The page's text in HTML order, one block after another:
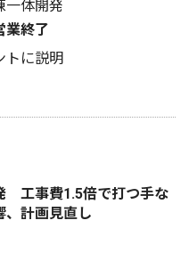
一体開発
業終了
トに説明
工事費1.5倍で打つ手な
計画見直し